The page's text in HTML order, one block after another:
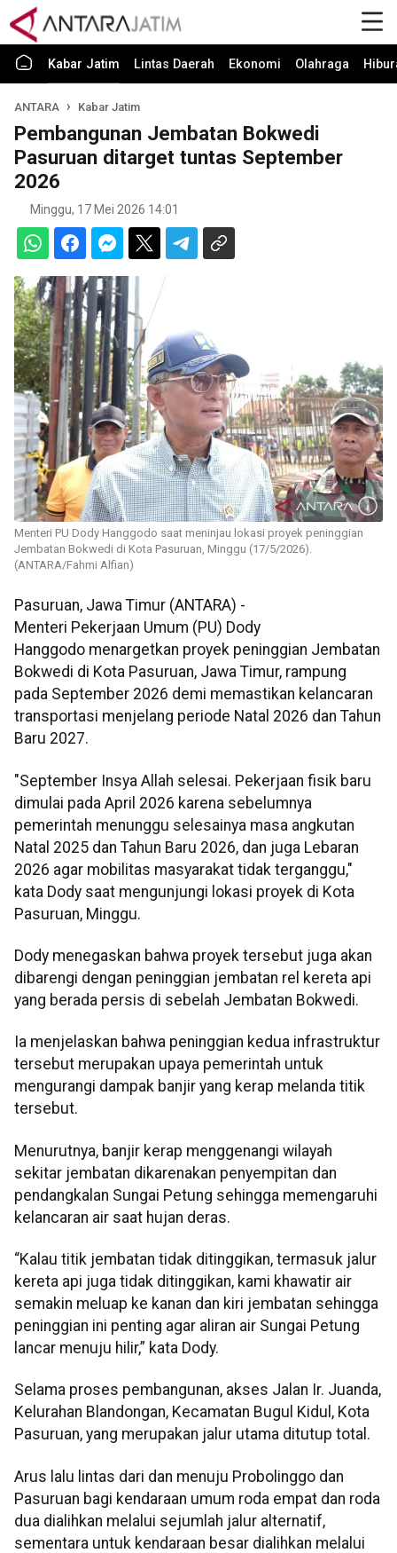
Kabar Jatim Lintas Daerah Ekonomi Olahraga
ANTARA Kabar Jatim
Pembangunan Jembatan Bokwedi
Pasuruan ditarget tuntas September
2026
Minggu, 17 Mei 2026 14:01
Menteri PU Dody Hanggodo saat meninjau lokasi proyek peninggian
Jembatan Bokwedi di Kota Pasuruan, Minggu (17/5/2026).
(ANTARA/Fahmi Alfian)
Pasuruan, Jawa Timur (ANTARA) -
Menteri Pekerjaan Umum (PU) Dody
Hanggodo menargetkan proyek peninggian Jembatan
Bokwedi di Kota Pasuruan, Jawa Timur, rampung
pada September 2026 demi memastikan kelancaran
transportasi menjelang periode Natal 2026 dan Tahun
Baru 2027.
"September Insya Allah selesai. Pekerjaan fisik baru
dimulai pada April 2026 karena sebelumnya
pemerintah menunggu selesainya masa angkutan
Natal 2025 dan Tahun Baru 2026, dan juga Lebaran
2026 agar mobilitas masyarakat tidak terganggu,"
kata Dody saat mengunjungi lokasi proyek di Kota
Pasuruan, Minggu.
Dody menegaskan bahwa proyek tersebut juga akan
dibarengi dengan peninggian jembatan rel kereta api
yang berada persis di sebelah Jembatan Bokwedi.
Ia menjelaskan bahwa peninggian kedua infrastruktur
tersebut merupakan upaya pemerintah untuk
mengurangi dampak banjir yang kerap melanda titik
tersebut.
Menurutnya, banjir kerap menggenangi wilayah
sekitar jembatan dikarenakan penyempitan dan
pendangkalan Sungai Petung sehingga memengaruhi
kelancaran air saat hujan deras.
“Kalau titik jembatan tidak ditinggikan, termasuk jalur
kereta api juga tidak ditinggikan, kami khawatir air
semakin meluap ke kanan dan kiri jembatan sehingga
peninggian ini penting agar aliran air Sungai Petung
lancar menuju hilir,” kata Dody.
Selama proses pembangunan, akses Jalan Ir. Juanda,
Kelurahan Blandongan, Kecamatan Bugul Kidul, Kota
Pasuruan, yang merupakan jalur utama ditutup total.
Arus lalu lintas dari dan menuju Probolinggo dan
Pasuruan bagi kendaraan umum roda empat dan roda
dua dialihkan melalui sejumlah jalur alternatif,
sementara untuk kendaraan besar dialihkan melalui